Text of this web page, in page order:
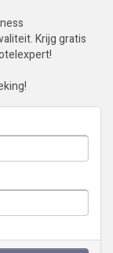
Krijg gratis